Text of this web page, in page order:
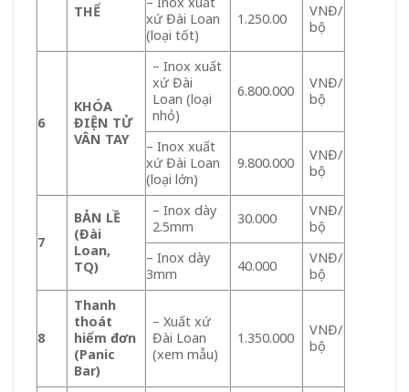
THỂ
xứ Đài Loan
(loại tốt)
1.250.00
VNĐ/
bộ
6
KHÓA
ĐIỆN TỬ
VÂN TAY
– Inox xuất
xứ Đài
Loan (loại
nhỏ)
6.800.000
VNĐ/
bộ
– Inox xuất
xứ Đài Loan
(loại lớn)
9.800.000
VNĐ/
bộ
7
BẢN LỀ
(Đài
Loan,
TQ)
– Inox dày
2.5mm
30.000
VNĐ/
bộ
– Inox dày
3mm
40.000
VNĐ/
bộ
8
Thanh
thoát
hiểm đơn
(Panic
Bar)
– Xuất xứ
Đài Loan
(xem mẫu)
1.350.000
VNĐ/
bộ